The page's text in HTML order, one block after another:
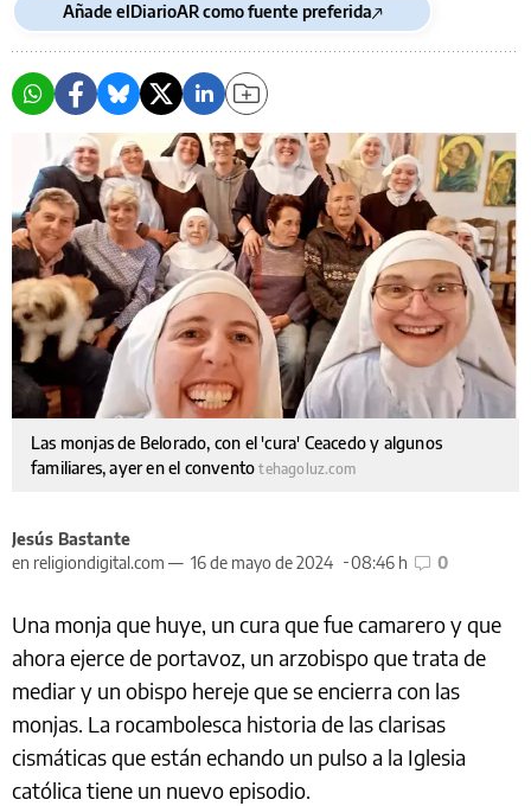
Añade elDiarioAR como fuente preferida
Las monjas de Belorado, con el 'cura' Ceacedo y algunos
familiares, ayer en el conventotehagoluz.com
Jesús Bastante
en religiondigital.com — 16 de mayo de 2024 08:46 h 0
Una monja que huye, un cura que fue camarero y que
ahora ejerce de portavoz, un arzobispo que trata de
mediar y un obispo hereje que se encierra con las
monjas. La rocambolesca historia de las clarisas
cismáticas que están echando un pulso a la Iglesia
católica tiene un nuevo episodio.